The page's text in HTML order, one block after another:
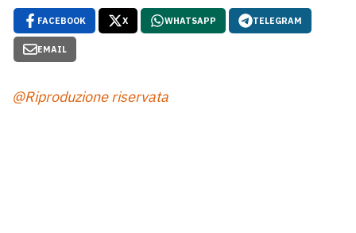
FACEBOOK X WHATSAPP TELEGRAM
EMAIL
@Riproduzione riservata